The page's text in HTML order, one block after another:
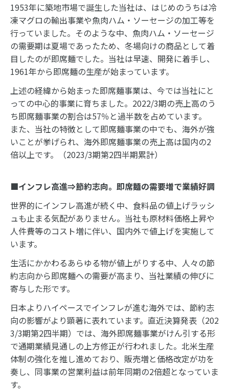
1953年に築地市場で誕生した当社は、はじめのうちは冷
凍マグロの輸出事業や魚肉ハム・ソーセージの加工等を
行っていました。そのような中、魚肉ハム・ソーセージ
の需要期は夏場であったため、冬場向けの商品として着
目したのが即席麺でした。当社は早速、開発に着手し、
1961年から即席麺の生産が始まっています。
上述の経緯から始まった即席麺事業は、今では当社にと
っての中心的事業に育ちました。2022/3期の売上高のう
ち即席麺事業の割合は57％と過半数を占めています。
また、当社の特徴として即席麺事業の中でも、海外が強
いことが挙げられ、海外即席麺事業の売上高は国内の2
倍以上です。（2023/3期第2四半期累計）
■インフレ高進⇒節約志向。即席麺の需要増で業績好調
世界的にインフレ高進が続く中、食料品の値上げラッシ
ュも止まる気配がありません。当社も原材料価格上昇や
人件費等のコスト増に伴い、国内外で値上げを実施して
います。
生活にかかわるあらゆる物が値上がりする中、人々の節
約志向から即席麺への需要が高まり、当社業績の伸びに
寄与した形です。
日本よりハイペースでインフレが進む海外では、節約志
向の影響がより顕著に表れています。直近決算発表（202
3/3期第2四半期）では、海外即席麺事業がけん引する形
で通期業績見通しの上方修正が行われました。北米生産
体制の強化を推し進めており、販売増と価格改定が功を
奏し、同事業の営業利益は前年同期の2倍超となっていま
す。